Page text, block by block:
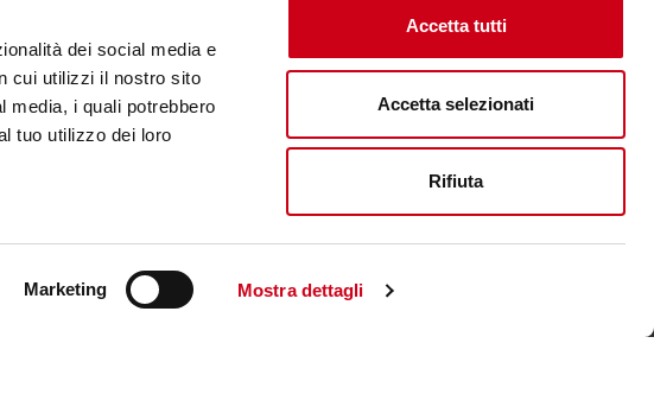
dei social media e
cui utilizzi il nostro sito
media, i quali potrebbero
tuo utilizzo dei loro
Marketing Mostra dettagli
Accetta tutti
Accetta selezionati
Rifiuta
Unternehmenswebsite aufsuchen